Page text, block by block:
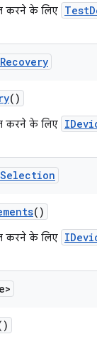
करने के लिए
Recovery
()
करने के लिए
Selection
()
करने के लिए